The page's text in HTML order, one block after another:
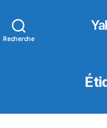
Recherche